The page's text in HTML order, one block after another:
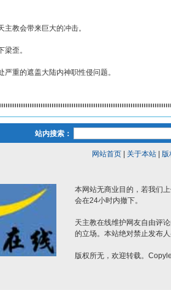
教会带来巨大的冲击。
歪。
严重的遮盖大陆内神职性侵问题。
站内搜索：
网站首页| 关于本站| 版
本网站无商业目的，若我们
会在24小时内撤下。
天主教在线维护网友自由评
的立场。本站绝对禁止发布
版权所无，欢迎转载。